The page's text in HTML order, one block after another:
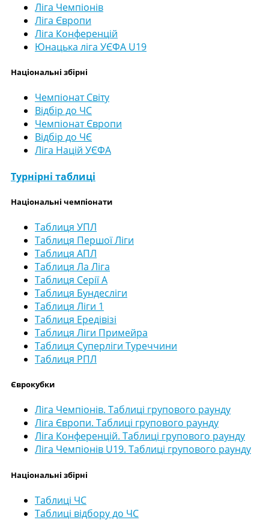
Ліга Чемпіонів
Ліга Європи
Ліга Конференцій
Юнацька ліга УЄФА U19
Національні збірні
Чемпіонат Світу
Відбір до ЧС
Чемпіонат Європи
Відбір до ЧЄ
Ліга Націй УЄФА
Турнірні таблиці
Національні чемпіонати
Таблиця УПЛ
Таблиця Першої Ліги
Таблиця АПЛ
Таблиця Ла Ліга
Таблиця Серії А
Таблиця Бундесліги
Таблиця Ліги 1
Таблиця Ередівізі
Таблиця Ліги Примейра
Таблиця Суперліги Туреччини
Таблиця РПЛ
Єврокубки
Ліга Чемпіонів. Таблиці групового раунду
Ліга Європи. Таблиці групового раунду
Ліга Конференцій. Таблиці групового раунду
Ліга Чемпіонів U19. Таблиці групового раунду
Національні збірні
Таблиці ЧС
Таблиці відбору до ЧС